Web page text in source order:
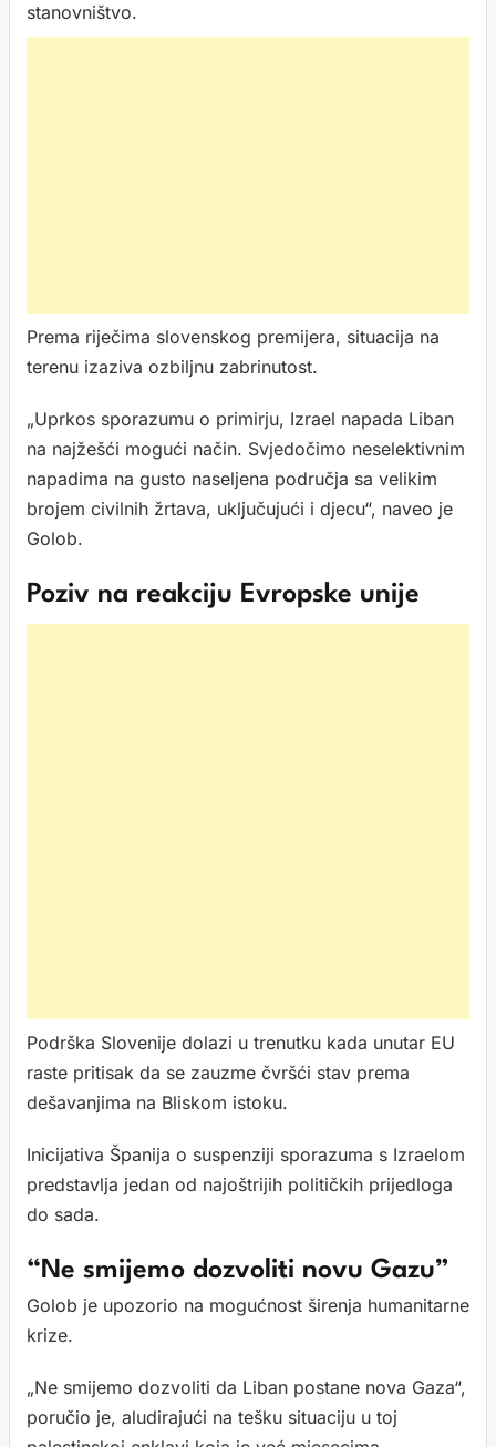
stanovništvo.
Prema riječima slovenskog premijera, situacija na
terenu izaziva ozbiljnu zabrinutost.
„Uprkos sporazumu o primirju, Izrael napada Liban
na najžešći mogući način. Svjedočimo neselektivnim
napadima na gusto naseljena područja sa velikim
brojem civilnih žrtava, uključujući i djecu“, naveo je
Golob.
Poziv na reakciju Evropske unije
Podrška Slovenije dolazi u trenutku kada unutar EU
raste pritisak da se zauzme čvršći stav prema
dešavanjima na Bliskom istoku.
Inicijativa Španija o suspenziji sporazuma s Izraelom
predstavlja jedan od najoštrijih političkih prijedloga
do sada.
“Ne smijemo dozvoliti novu Gazu”
Golob je upozorio na mogućnost širenja humanitarne
krize.
„Ne smijemo dozvoliti da Liban postane nova Gaza“,
poručio je, aludirajući na tešku situaciju u toj